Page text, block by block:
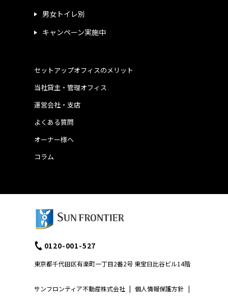
男女トイレ別
キャンペーン実施中
運営会社・支店
よくある質問
当社貸主・管理オフィス
オーナー様へ
コラム
セットアップオフィスのメリット
サンフロンティア不動産株式会社 | 個人情報保護方針 |
0120-001-527
東京都千代田区有楽町一丁目2番2号 東宝日比谷ビル14階